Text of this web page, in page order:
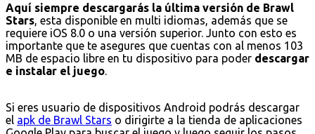
Aquí siempre descargarás la última versión de Brawl
Stars, esta disponible en multi idiomas, además que se
requiere iOS 8.0 o una versión superior. Junto con esto es
importante que te asegures que cuentas con al menos 103
MB de espacio libre en tu dispositivo para poder descargar
e instalar el juego.
Si eres usuario de dispositivos Android podrás descargar
el apk de Brawl Stars o dirigirte a la tienda de aplicaciones